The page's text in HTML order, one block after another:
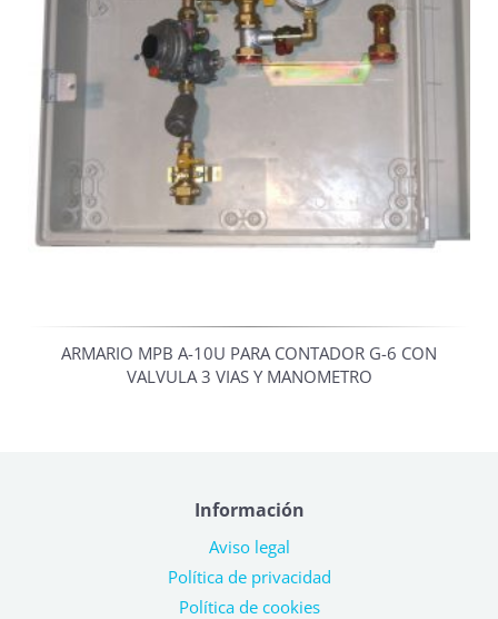
ARMARIO MPB A-10U PARA CONTADOR G-6 CON
VALVULA 3 VIAS Y MANOMETRO
Información
Aviso legal
Política de privacidad
Política de cookies